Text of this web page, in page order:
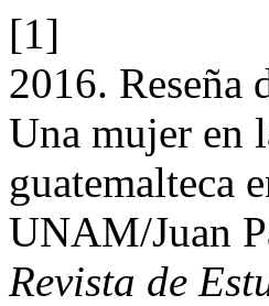
[1]
2016. Reseña
Una mujer en
guatemalteca
UNAM/Juan
Revista de